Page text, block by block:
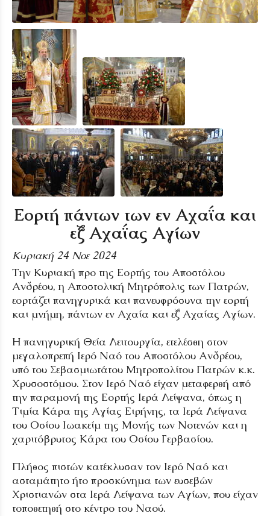
Εορτή πάντων των εν Αχαΐα και
εξ Αχαΐας Αγίων
Κυριακή 24 Νοε 2024
Την Κυριακή προ της Εορτής του Αποστόλου
Ανδρέου, η Αποστολική Μητρόπολις των Πατρών,
εορτάζει πανηγυρικά και πανευφρόσυνα την εορτή
και μνήμη, πάντων εν Αχαία και εξ Αχαίας Αγίων.
Η πανηγυρική Θεία Λειτουργία, ετελέσθη στον
μεγαλοπρεπή Ιερό Ναό του Αποστόλου Ανδρέου,
υπό του Σεβασμιωτάτου Μητροπολίτου Πατρών κ.κ.
Χρυσοστόμου. Στον Ιερό Ναό είχαν μεταφερθή από
την παραμονή της Εορτής Ιερά Λείψανα, όπως η
Τιμία Κάρα της Αγίας Ειρήνης, τα Ιερά Λείψανα
του Οσίου Ιωακείμ της Μονής των Νοτενών και η
χαριτόβρυτος Κάρα του Οσίου Γερβασίου.
Πλήθος πιστών κατέκλυσαν τον Ιερό Ναό και
ασταμάτητο ήτο προσκύνημα των ευσεβών
Χριστιανών στα Ιερά Λείψανα των Αγίων, που είχαν
τοποθετηθή στο κέντρο του Ναού.